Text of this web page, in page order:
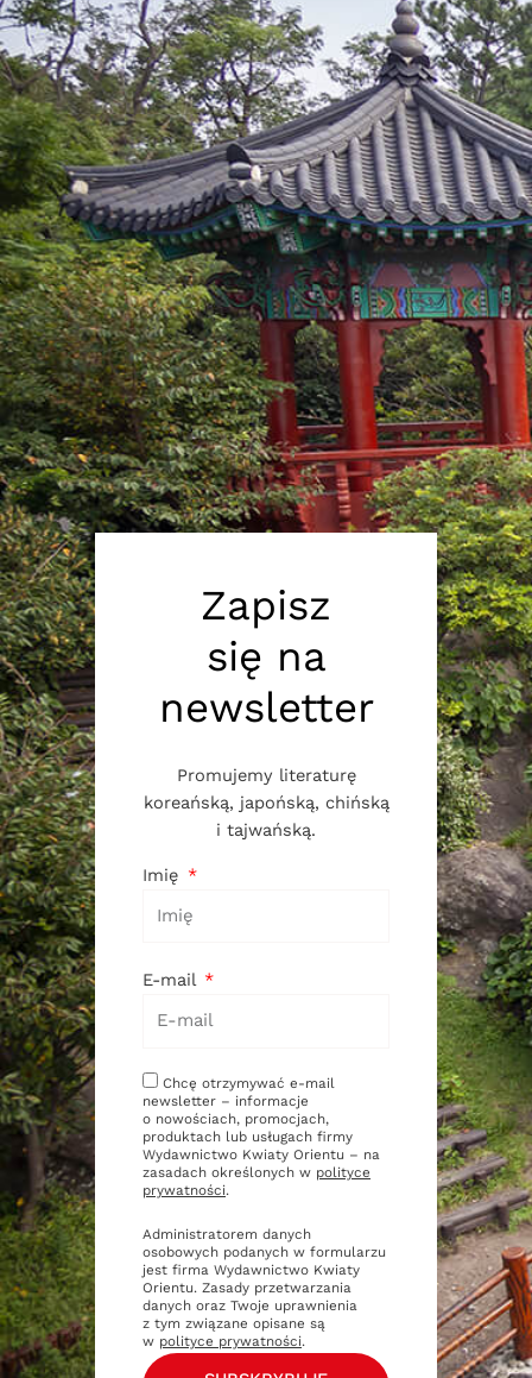
Zapisz
się na
newsletter
Promujemy literaturę
koreańską, japońską, chińską
i tajwańską.
Imię
E-mail
Chcę otrzymywać e-mail
newsletter – informacje
o nowościach, promocjach,
produktach lub usługach firmy
Wydawnictwo Kwiaty Orientu – na
zasadach określonych w polityce
prywatności.
Administratorem danych
osobowych podanych w formularzu
jest firma Wydawnictwo Kwiaty
Orientu. Zasady przetwarzania
danych oraz Twoje uprawnienia
z tym związane opisane są
w polityce prywatności.